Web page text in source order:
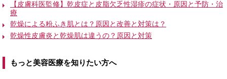
【皮膚科医監修】乾皮症と皮脂欠乏性湿疹の症状・原因と予防・治
療
乾燥による粉ふき肌とは？原因と改善と対策は？
乾燥性皮膚炎と乾燥肌は違うの？原因と対策
もっと美容医療を知りたい方へ